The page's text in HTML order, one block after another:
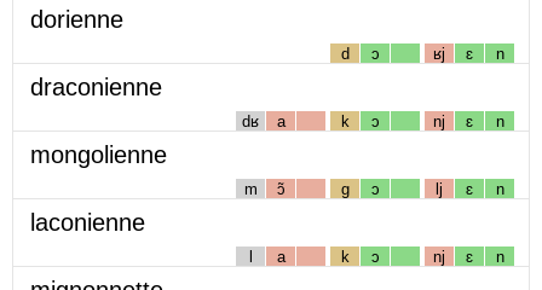
dorienne
d ɔ ʁj ɛ n
draconienne
dʁ a k ɔ nj ɛ n
mongolienne
m ɔ̃ g ɔ lj ɛ n
laconienne
l a k ɔ nj ɛ n